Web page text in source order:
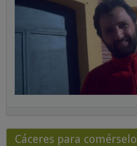
Cáceres para comérselo